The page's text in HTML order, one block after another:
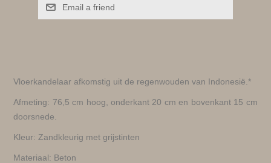
Email a friend
Vloerkandelaar afkomstig uit de regenwouden van Indonesië.*
Afmeting: 76,5 cm hoog, onderkant 20 cm en bovenkant 15 cm
doorsnede.
Kleur: Zandkleurig met grijstinten
Materiaal: Beton